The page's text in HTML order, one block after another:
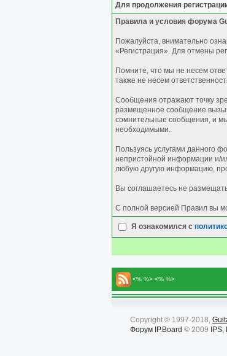
Для продолжения
Правила и условия форума
Пожалуйста, внимательно
«Регистрация». Для отмены
Помните, что мы не несем
также не несем
Сообщения отражают точку
размещенное сообщение
сомнительные сообщения, и мы
необходимыми.
Пользуясь услугами данного
непристойной информации и/
любую другую информацию,
Вы соглашаетесь не
С полной версией Правил вы
Я ознакомился с
<% %> <% %>
Copyright © 1997-2018,
Форум IP.Board © 2009 IPS,